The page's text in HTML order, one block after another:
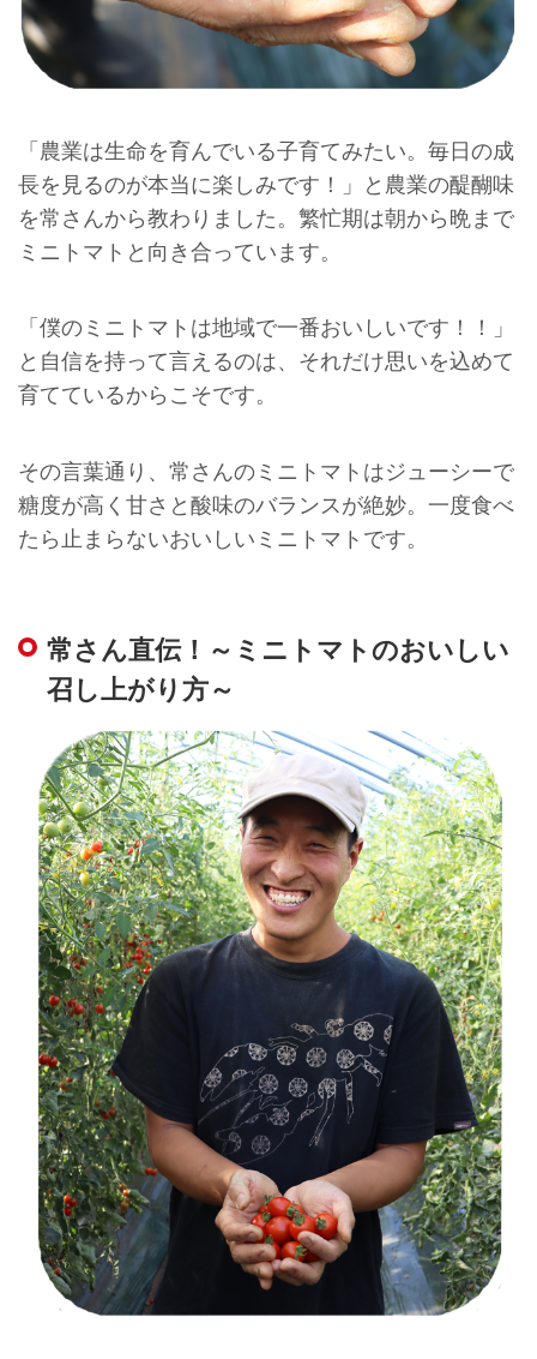
「農業は生命を育んでいる子育てみたい。毎日の成
長を見るのが本当に楽しみです！」と農業の醍醐味
を常さんから教わりました。繁忙期は朝から晩まで
ミニトマトと向き合っています。
「僕のミニトマトは地域で一番おいしいです！！」
と自信を持って言えるのは、それだけ思いを込めて
育てているからこそです。
その言葉通り、常さんのミニトマトはジューシーで
糖度が高く甘さと酸味のバランスが絶妙。一度食べ
たら止まらないおいしいミニトマトです。
常さん直伝！～ミニトマトのおいしい
召し上がり方～